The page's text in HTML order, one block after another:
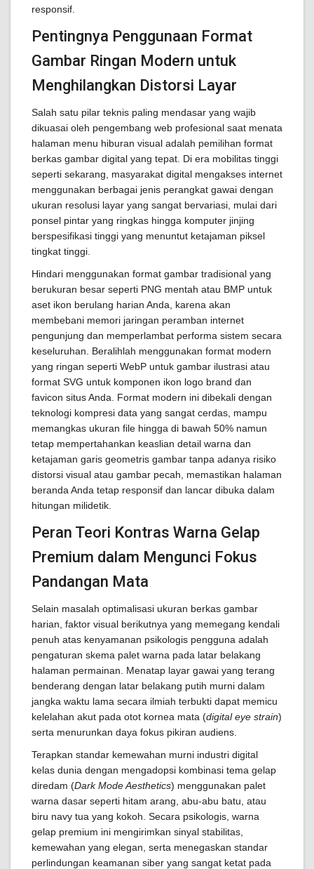
responsif.
Pentingnya Penggunaan Format
Gambar Ringan Modern untuk
Menghilangkan Distorsi Layar
Salah satu pilar teknis paling mendasar yang wajib
dikuasai oleh pengembang web profesional saat menata
halaman menu hiburan visual adalah pemilihan format
berkas gambar digital yang tepat. Di era mobilitas tinggi
seperti sekarang, masyarakat digital mengakses internet
menggunakan berbagai jenis perangkat gawai dengan
ukuran resolusi layar yang sangat bervariasi, mulai dari
ponsel pintar yang ringkas hingga komputer jinjing
berspesifikasi tinggi yang menuntut ketajaman piksel
tingkat tinggi.
Hindari menggunakan format gambar tradisional yang
berukuran besar seperti PNG mentah atau BMP untuk
aset ikon berulang harian Anda, karena akan
membebani memori jaringan peramban internet
pengunjung dan memperlambat performa sistem secara
keseluruhan. Beralihlah menggunakan format modern
yang ringan seperti WebP untuk gambar ilustrasi atau
format SVG untuk komponen ikon logo brand dan
favicon situs Anda. Format modern ini dibekali dengan
teknologi kompresi data yang sangat cerdas, mampu
memangkas ukuran file hingga di bawah 50% namun
tetap mempertahankan keaslian detail warna dan
ketajaman garis geometris gambar tanpa adanya risiko
distorsi visual atau gambar pecah, memastikan halaman
beranda Anda tetap responsif dan lancar dibuka dalam
hitungan milidetik.
Peran Teori Kontras Warna Gelap
Premium dalam Mengunci Fokus
Pandangan Mata
Selain masalah optimalisasi ukuran berkas gambar
harian, faktor visual berikutnya yang memegang kendali
penuh atas kenyamanan psikologis pengguna adalah
pengaturan skema palet warna pada latar belakang
halaman permainan. Menatap layar gawai yang terang
benderang dengan latar belakang putih murni dalam
jangka waktu lama secara ilmiah terbukti dapat memicu
kelelahan akut pada otot kornea mata (digital eye strain)
serta menurunkan daya fokus pikiran audiens.
Terapkan standar kemewahan murni industri digital
kelas dunia dengan mengadopsi kombinasi tema gelap
diredam (Dark Mode Aesthetics) menggunakan palet
warna dasar seperti hitam arang, abu-abu batu, atau
biru navy tua yang kokoh. Secara psikologis, warna
gelap premium ini mengirimkan sinyal stabilitas,
kemewahan yang elegan, serta menegaskan standar
perlindungan keamanan siber yang sangat ketat pada